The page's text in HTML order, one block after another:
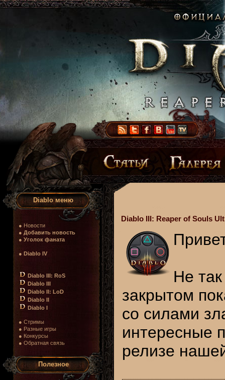
Diablo меню
● Новости
● Добавить новость
● Уголок фаната
● Diablo IV
Diablo III: RoS
Diablo III
Diablo II: LoD
Diablo II
Diablo I
● Стримы
● Разные игры
● Конкурсы
● Обратная связь
Полезное
Diablo III: Reaper of Souls
Не
закрытом
со силами
интересные
релизе